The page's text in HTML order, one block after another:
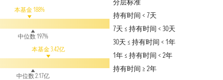
本基金 188%
中位数 197%
本基金 3.42亿
中位数 2.17亿
分层标准
持有时间 < 7天
7天 ≤ 持有时间 < 30天
30天 ≤ 持有时间 < 1年
1年 ≤ 持有时间 < 2年
持有时间 ≥ 2年